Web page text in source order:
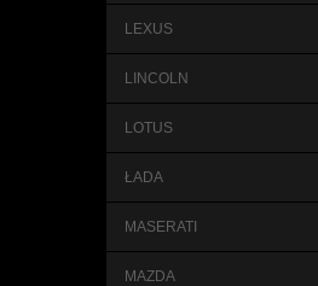
LEXUS
LINCOLN
LOTUS
ŁADA
MASERATI
MAZDA